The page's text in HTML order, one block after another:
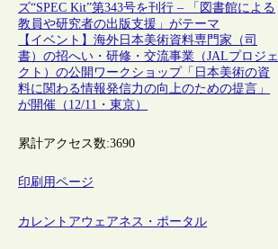
ズ“SPEC Kit”第343号を刊行 – 「図書館による
教員や研究者の出版支援」がテーマ
【イベント】海外日本美術資料専門家（司
書）の招へい・研修・交流事業（JALプロジェ
クト）の公開ワークショップ「日本美術の資
料に関わる情報発信力の向上のための提言」
が開催（12/11・東京）
累計アクセス数:3690
印刷用ページ
カレントアウェアネス・ポータル